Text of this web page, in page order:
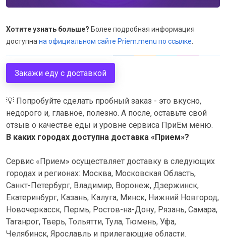
Хотите узнать больше? Более подробная информация
доступна на официальном сайте Priem.menu по ссылке
Закажи еду с доставкой
💡 Попробуйте сделать пробный заказ - это вкусно,
недорого и, главное, полезно. А после, оставьте свой
отзыв о качестве еды и уровне сервиса ПриЕм меню.
В каких городах доступна доставка «Прием»?
Сервис «Прием» осуществляет доставку в следующих
городах и регионах: Москва, Московская Область,
Санкт-Петербург, Владимир, Воронеж, Дзержинск,
Екатеринбург, Казань, Калуга, Минск, Нижний Новгород,
Новочеркасск, Пермь, Ростов-на-Дону, Рязань, Самара,
Таганрог, Тверь, Тольятти, Тула, Тюмень, Уфа,
Челябинск, Ярославль и прилегающие области.